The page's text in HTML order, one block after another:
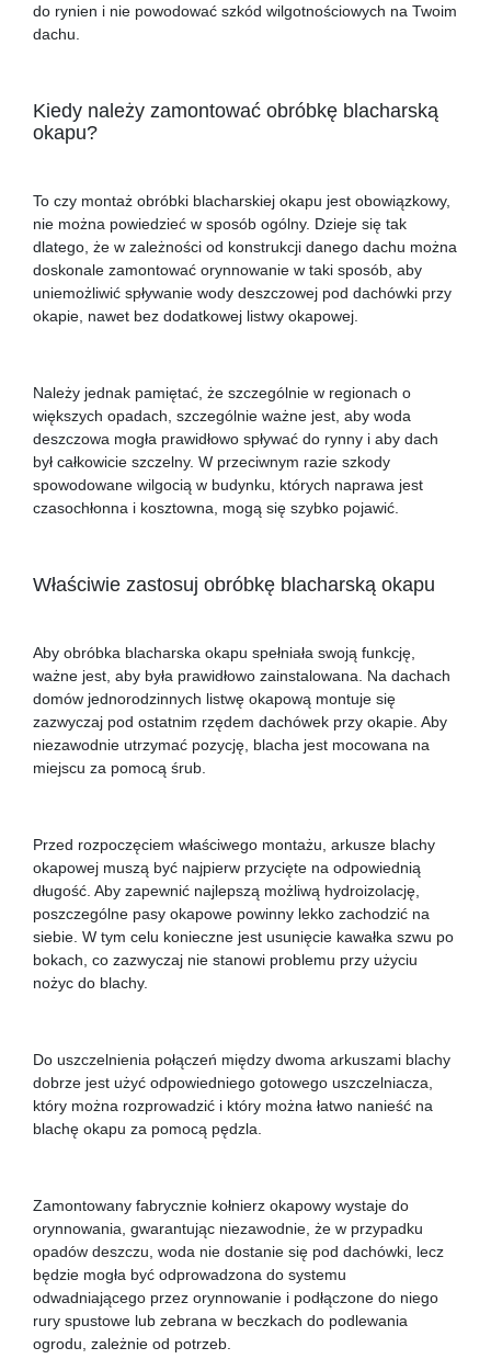
do rynien i nie powodować szkód wilgotnościowych na Twoim
dachu.
Kiedy należy zamontować obróbkę blacharską
okapu?
To czy montaż obróbki blacharskiej okapu jest obowiązkowy,
nie można powiedzieć w sposób ogólny. Dzieje się tak
dlatego, że w zależności od konstrukcji danego dachu można
doskonale zamontować orynnowanie w taki sposób, aby
uniemożliwić spływanie wody deszczowej pod dachówki przy
okapie, nawet bez dodatkowej listwy okapowej.
Należy jednak pamiętać, że szczególnie w regionach o
większych opadach, szczególnie ważne jest, aby woda
deszczowa mogła prawidłowo spływać do rynny i aby dach
był całkowicie szczelny. W przeciwnym razie szkody
spowodowane wilgocią w budynku, których naprawa jest
czasochłonna i kosztowna, mogą się szybko pojawić.
Właściwie zastosuj obróbkę blacharską okapu
Aby obróbka blacharska okapu spełniała swoją funkcję,
ważne jest, aby była prawidłowo zainstalowana. Na dachach
domów jednorodzinnych listwę okapową montuje się
zazwyczaj pod ostatnim rzędem dachówek przy okapie. Aby
niezawodnie utrzymać pozycję, blacha jest mocowana na
miejscu za pomocą śrub.
Przed rozpoczęciem właściwego montażu, arkusze blachy
okapowej muszą być najpierw przycięte na odpowiednią
długość. Aby zapewnić najlepszą możliwą hydroizolację,
poszczególne pasy okapowe powinny lekko zachodzić na
siebie. W tym celu konieczne jest usunięcie kawałka szwu po
bokach, co zazwyczaj nie stanowi problemu przy użyciu
nożyc do blachy.
Do uszczelnienia połączeń między dwoma arkuszami blachy
dobrze jest użyć odpowiedniego gotowego uszczelniacza,
który można rozprowadzić i który można łatwo nanieść na
blachę okapu za pomocą pędzla.
Zamontowany fabrycznie kołnierz okapowy wystaje do
orynnowania, gwarantując niezawodnie, że w przypadku
opadów deszczu, woda nie dostanie się pod dachówki, lecz
będzie mogła być odprowadzona do systemu
odwadniającego przez orynnowanie i podłączone do niego
rury spustowe lub zebrana w beczkach do podlewania
ogrodu, zależnie od potrzeb.